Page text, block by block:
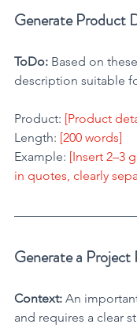
Generate Product
ToDo: Based on
description suitable
Product: [Product
Length: [200 words]
Example: [Insert 2–3
in quotes, clearly
Generate a Project
Context: An
and requires a clear